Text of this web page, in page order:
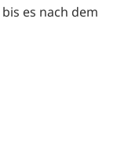
es nach dem